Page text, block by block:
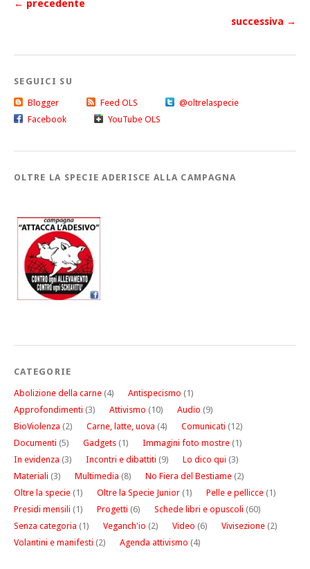
← precedente
successiva →
SEGUICI SU
Blogger Feed OLS
@oltrelaspecie
Facebook
YouTube OLS
OLTRE LA SPECIE ADERISCE ALLA CAMPAGNA
CATEGORIE
Abolizione della carne (4) Antispecismo (1)
Approfondimenti (3) Attivismo (10) Audio (9)
BioViolenza (2) Carne, latte, uova (4) Comunicati (12)
Documenti (5) Gadgets (1) Immagini foto mostre (1)
In evidenza (3) Incontri e dibattiti (9) Lo dico qui (3)
Materiali (3) Multimedia (8) No Fiera del Bestiame (2)
Oltre la specie (1) Oltre la Specie Junior (1) Pelle e pellicce (1)
Presidi mensili (1) Progetti (6) Schede libri e opuscoli (60)
Senza categoria (1) Veganch'io (2) Video (6) Vivisezione (2)
Volantini e manifesti (2) Agenda attivismo (4)